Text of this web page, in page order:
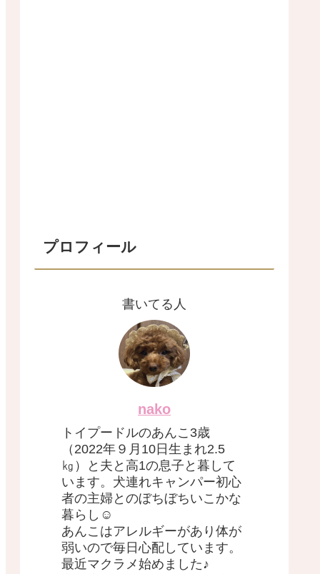
プロフィール
書いてる人
nako
トイプードルのあんこ3歳
（2022年９月10日生まれ2.5
㎏）と夫と高1の息子と暮して
います。犬連れキャンパー初心
者の主婦とのぼちぼちいこかな
暮らし☺︎
あんこはアレルギーがあり体が
弱いので毎日心配しています。
最近マクラメ始めました♪